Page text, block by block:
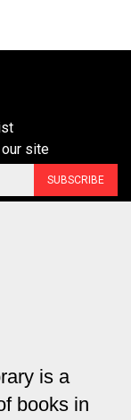
site
is a
books in